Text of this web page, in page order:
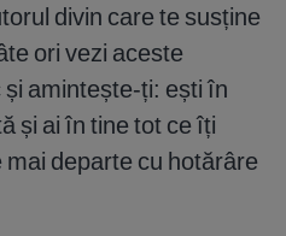
divin care te susține
ori vezi aceste
amintește-ți: ești în
și ai în tine tot ce îți
departe cu hotărâre